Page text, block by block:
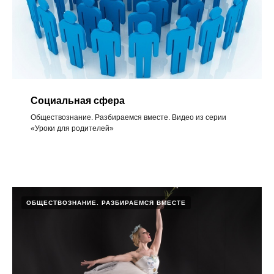
Социальная сфера
Обществознание. Разбираемся вместе. Видео из серии
«Уроки для родителей»
ОБЩЕСТВОЗНАНИЕ. РАЗБИРАЕМСЯ ВМЕСТЕ